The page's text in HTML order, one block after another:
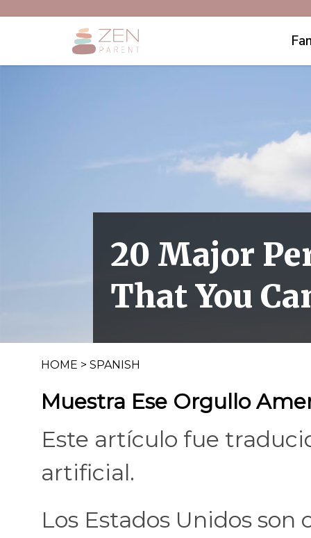
20 Major
That You
HOME > SPANISH
Muestra Ese Orgullo
Este artículo fue
artificial.
Los Estados Unidos son